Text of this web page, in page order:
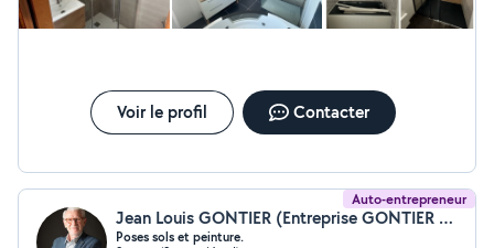
Voir le profil Contacter
Auto-entrepreneur
Jean Louis GONTIER (Entreprise GONTIER JEAN LOUIS)
Poses sols et peinture.